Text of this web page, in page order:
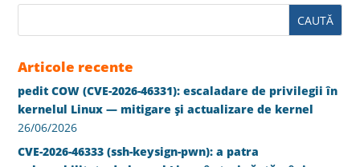
Articole recente
pedit COW (CVE-2026-46331): escaladare de privilegii în
kernelul Linux — mitigare și actualizare de kernel
26/06/2026
CVE-2026-46333 (ssh-keysign-pwn): a patra